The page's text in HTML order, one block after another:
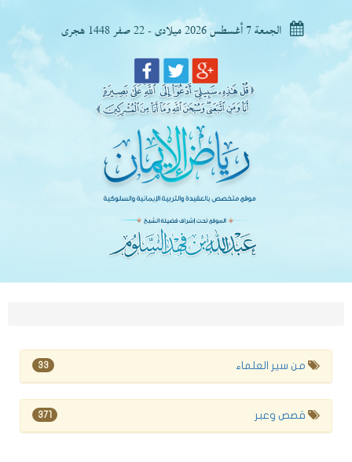
الجمعة 7 أغسطس 2026 ميلادى - 22 صفر 1448 هجرى
من سير العلماء 33
قصص وعبر 371